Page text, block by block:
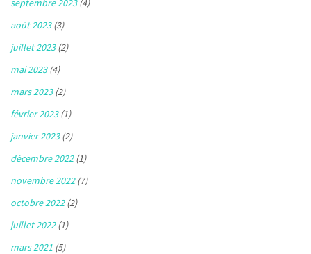
septembre 2023(4)
août 2023(3)
juillet 2023(2)
mai 2023(4)
mars 2023(2)
février 2023(1)
janvier 2023(2)
décembre 2022(1)
novembre 2022(7)
octobre 2022(2)
juillet 2022(1)
mars 2021 (5)